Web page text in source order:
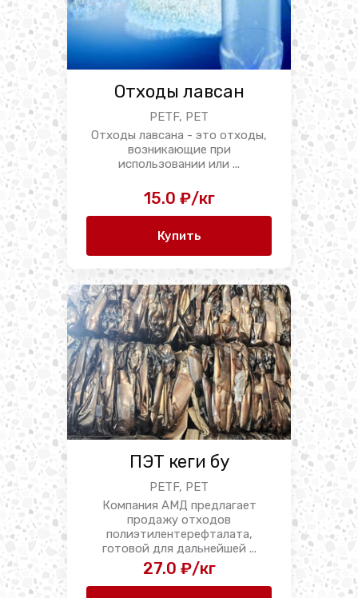
Отходы лавсан
PETF, PET
Отходы лавсана - это отходы,
возникающие при
использовании или ...
15.0 ₽/кг
Купить
ПЭТ кеги бу
PETF, PET
Компания АМД предлагает
продажу отходов
полиэтилентерефталата,
готовой для дальнейшей ...
27.0 ₽/кг